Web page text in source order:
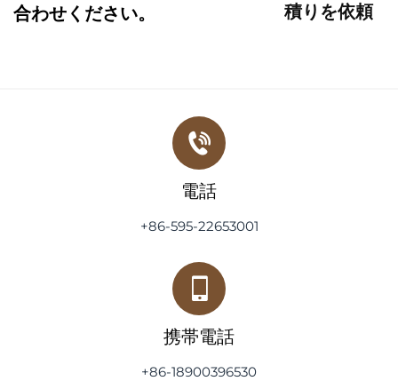
合わせください。
積りを依頼
電話
+86-595-22653001
携帯電話
+86-18900396530